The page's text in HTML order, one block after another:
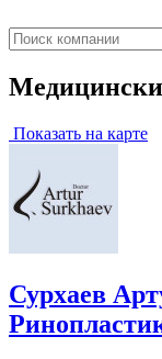
Показать на карте
Сурхаев